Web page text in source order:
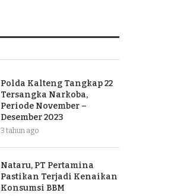
Polda Kalteng Tangkap 22
Tersangka Narkoba,
Periode November –
Desember 2023
3 tahun ago
Nataru, PT Pertamina
Pastikan Terjadi Kenaikan
Konsumsi BBM